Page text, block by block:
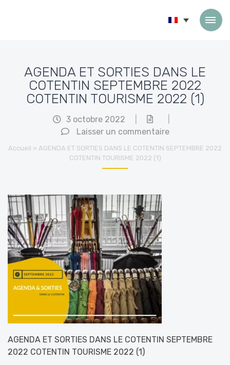
AGENDA ET SORTIES DANS LE
COTENTIN SEPTEMBRE 2022
COTENTIN TOURISME 2022 (1)
3 octobre 2022
Laisser un commentaire
Accueil » AGENDA ET SORTIES DANS LE COTENTIN SEPTEMBRE 2022
COTENTIN TOURISME 2022 (1)
AGENDA ET SORTIES DANS LE COTENTIN SEPTEMBRE
2022 COTENTIN TOURISME 2022 (1)